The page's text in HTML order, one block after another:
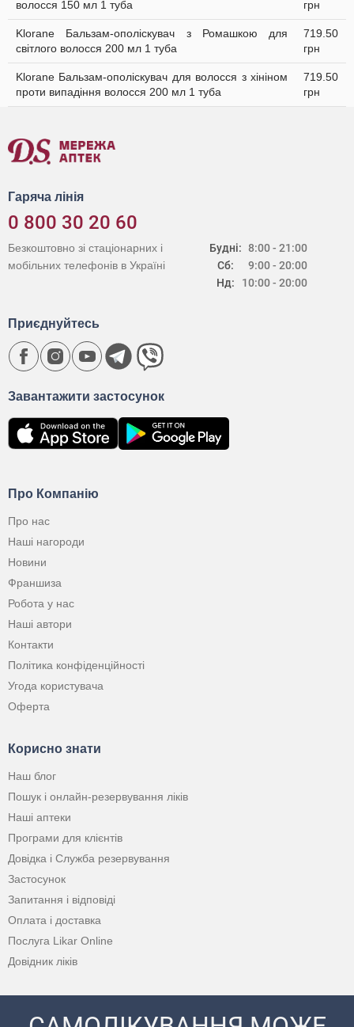
волосся 150 мл 1 туба
грн
Klorane Бальзам-ополіскувач з Ромашкою для
світлого волосся 200 мл 1 туба
719.50
грн
Klorane Бальзам-ополіскувач для волосся з хініном
проти випадіння волосся 200 мл 1 туба
719.50
грн
Гаряча лінія
0 800 30 20 60
Будні:
Сб:
Нд:
8:00 - 21:00
9:00 - 20:00
10:00 - 20:00
Безкоштовно зі стаціонарних і
мобільних телефонів в Україні
Про Компанію
Про нас
Наші нагороди
Новини
Франшиза
Робота у нас
Наші автори
Контакти
Політика конфіденційності
Угода користувача
Оферта
Корисно знати
Наш блог
Пошук і онлайн-резервування ліків
Наші аптеки
Програми для клієнтів
Довідка і Служба резервування
Застосунок
Запитання і відповіді
Оплата і доставка
Послуга Likar Online
Довідник ліків
Завантажити застосунок
Приєднуйтесь